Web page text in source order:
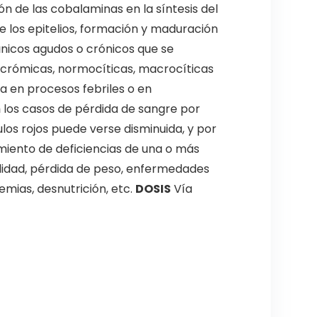
de las cobalaminas en la síntesis del
los epitelios, formación y maduración
agudos o crónicos que se
normocíticas, macrocíticas
en procesos febriles o en
casos de pérdida de sangre por
rojos puede verse disminuida, y por
de deficiencias de una o más
pérdida de peso, enfermedades
desnutrición, etc. DOSIS Vía